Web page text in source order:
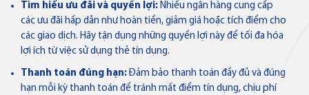
Tìm hiểu ưu đãi và quyền lợi: Nhiều ngân hàng cung cấp
các ưu đãi hấp dẫn như hoàn tiền, giảm giá hoặc tích điểm cho
các giao dịch. Hãy tận dụng những quyền lợi này để tối đa hóa
lợi ích từ việc sử dụng thẻ tín dụng.
Thanh toán đúng hạn: Đảm bảo thanh toán đầy đủ và đúng
hạn mỗi kỳ thanh toán để tránh mất điểm tín dụng, chịu phí